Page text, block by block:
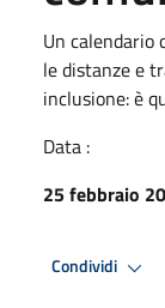
Un calendario
le distanze e
inclusione: è
Data :
25 febbraio
Condividi